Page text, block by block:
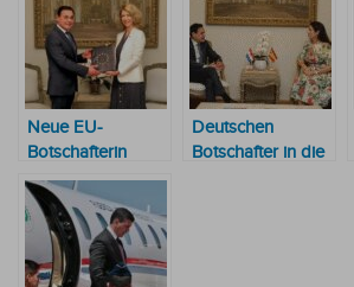
Neue EU-
Botschafterin
überreicht
Beglaubigungsschreiben
an den
Außenminister
Deutschen
Botschafter in die